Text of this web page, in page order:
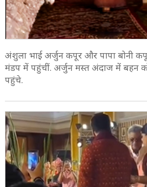
अंशुला भाई अर्जुन कपूर और पापा बोनी
मंडप में पहुंचीं. अर्जुन मस्त अंदाज में बहन
पहुंचे.